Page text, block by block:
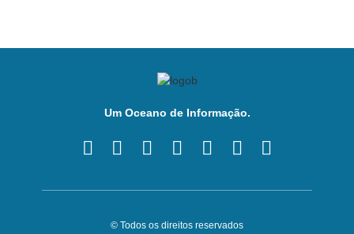
Um Oceano de Informação.
© Todos os direitos reservados